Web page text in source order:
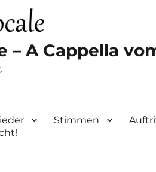
– A Cappella
Stimmen